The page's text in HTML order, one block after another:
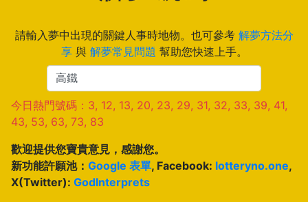
請輸入夢中出現的關鍵人事時地物。也可參考 解夢方法分
享與 解夢常見問題 幫助您快速上手。
今日熱門號碼：3, 12, 13, 20, 23, 29, 31, 32, 33, 39, 41,
43, 53, 63, 73, 83
歡迎提供您寶貴意見，感謝您。
新功能許願池： Google 表單, Facebook: lotteryno.one,
X(Twitter): GodInterprets